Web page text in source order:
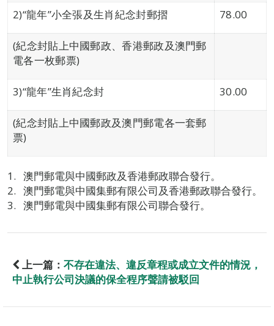
2)“龍年”小全張及生肖紀念封郵摺 78.00
(紀念封貼上中國郵政、香港郵政及澳門郵
電各一枚郵票)
3)“龍年”生肖紀念封 30.00
(紀念封貼上中國郵政及澳門郵電各一套郵
票)
澳門郵電與中國郵政及香港郵政聯合發行。
澳門郵電與中國集郵有限公司及香港郵政聯合發行。
澳門郵電與中國集郵有限公司聯合發行。
上一篇： 不存在違法、違反章程或成立文件的情況，
中止執行公司決議的保全程序聲請被駁回